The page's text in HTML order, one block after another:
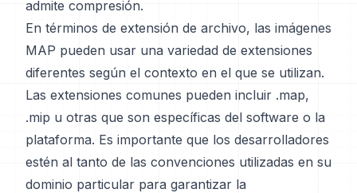
admite compresión.
En términos de extensión de archivo, las imágenes
MAP pueden usar una variedad de extensiones
diferentes según el contexto en el que se utilizan.
Las extensiones comunes pueden incluir .map,
.mip u otras que son específicas del software o la
plataforma. Es importante que los desarrolladores
estén al tanto de las convenciones utilizadas en su
dominio particular para garantizar la